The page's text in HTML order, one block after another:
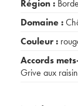
Région :
Domaine :
Couleur :
Accords
Grive aux